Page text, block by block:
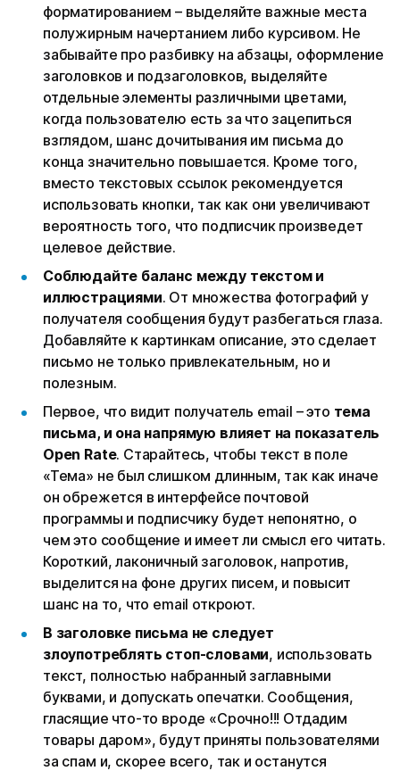
форматированием – выделяйте важные места
полужирным начертанием либо курсивом. Не
забывайте про разбивку на абзацы, оформление
заголовков и подзаголовков, выделяйте
отдельные элементы различными цветами,
когда пользователю есть за что зацепиться
взглядом, шанс дочитывания им письма до
конца значительно повышается. Кроме того,
вместо текстовых ссылок рекомендуется
использовать кнопки, так как они увеличивают
вероятность того, что подписчик произведет
целевое действие.
Соблюдайте баланс между текстом и
иллюстрациями. От множества фотографий у
получателя сообщения будут разбегаться глаза.
Добавляйте к картинкам описание, это сделает
письмо не только привлекательным, но и
полезным.
Первое, что видит получатель email – это тема
письма, и она напрямую влияет на показатель
Open Rate. Старайтесь, чтобы текст в поле
«Тема» не был слишком длинным, так как иначе
он обрежется в интерфейсе почтовой
программы и подписчику будет непонятно, о
чем это сообщение и имеет ли смысл его читать.
Короткий, лаконичный заголовок, напротив,
выделится на фоне других писем, и повысит
шанс на то, что email откроют.
В заголовке письма не следует
злоупотреблять стоп-словами, использовать
текст, полностью набранный заглавными
буквами, и допускать опечатки. Сообщения,
гласящие что-то вроде «Срочно!!! Отдадим
товары даром», будут приняты пользователями
за спам и, скорее всего, так и останутся